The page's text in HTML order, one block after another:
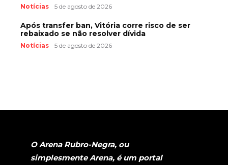
Notícias 5 de agosto de 2026
Após transfer ban, Vitória corre risco de ser
rebaixado se não resolver dívida
Notícias 5 de agosto de 2026
O Arena Rubro-Negra, ou
simplesmente Arena, é um portal